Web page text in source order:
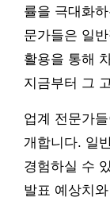
률을 극대화
문가들은 일
활용을 통해
지금부터 그
업계 전문가
개합니다. 일
경험하실 수
발표 예상치